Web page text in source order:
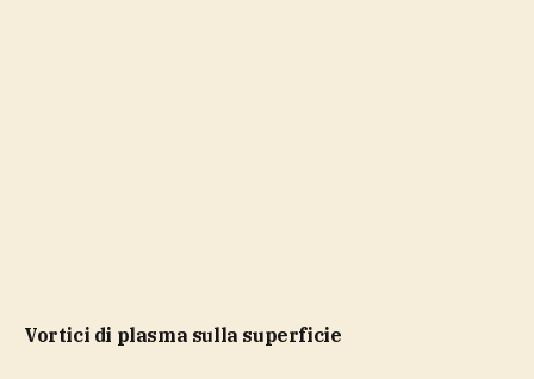
vortici di plasma sulla superficie